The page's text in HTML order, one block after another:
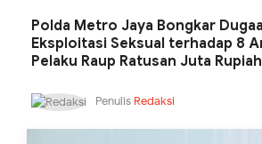
Polda Metro Jaya Bongkar
Eksploitasi Seksual terhadap 8
Pelaku Raup Ratusan Juta
Penulis Redaksi